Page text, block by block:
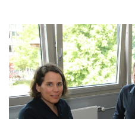
Zum Hauptinhalt springen